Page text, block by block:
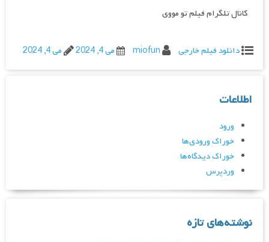
کانال تلگرام فیلم تو مووی
دانلود فیلم خارجی miofun می 4, 2024 می 4, 2024
اطلاعات
ورود
خوراک ورودی‌ها
خوراک دیدگاه‌ها
وردپرس
نوشته‌های تازه